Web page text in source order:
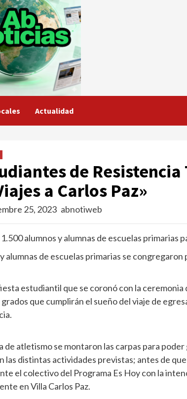
Actualidad
de
a Carlos Paz»
25, 2023 abnotiweb
alumnos y alumnas de escuelas primarias
alumnas de escuelas primarias se
estudiantil que se coronó con la
que cumplirán el sueño del viaje de
de atletismo se montaron las carpas para
las distintas actividades previstas; antes de
el colectivo del Programa Es Hoy con la
en Villa Carlos Paz.